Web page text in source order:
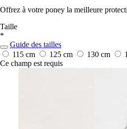
Offrez à votre poney la meilleure
Taille
*
Guide des tailles
115 cm
125 cm 130 cm
Ce champ est requis